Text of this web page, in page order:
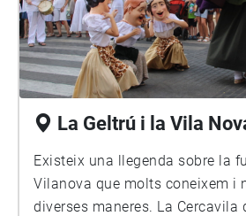
La Geltrú i la Vila
Existeix una llegenda sobre la
Vilanova que molts coneixem i
diverses maneres. La Cercavila